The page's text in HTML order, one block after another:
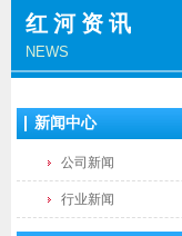
红河资讯
NEWS
新闻中心
公司新闻
行业新闻